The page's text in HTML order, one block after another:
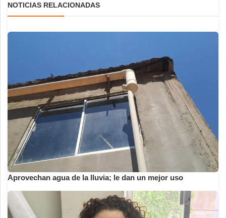
NOTICIAS RELACIONADAS
Aprovechan agua de la lluvia; le dan un mejor uso